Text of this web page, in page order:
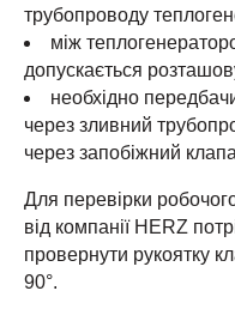
трубопроводу
між
допускається
необхідно
через зливний
через запобіжний
Для перевірки
від компанії HERZ
провернути рукоятку
90°.